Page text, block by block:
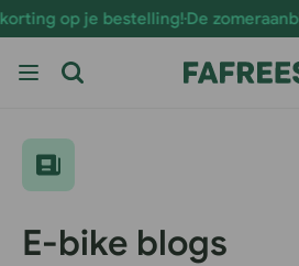
de
op je bestelling!De
E-bike blogs